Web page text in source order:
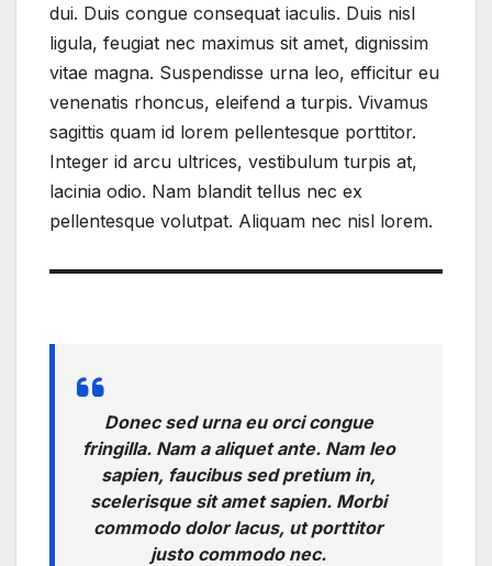
dui. Duis congue consequat iaculis. Duis nisl
ligula, feugiat nec maximus sit amet, dignissim
vitae magna. Suspendisse urna leo, efficitur eu
venenatis rhoncus, eleifend a turpis. Vivamus
sagittis quam id lorem pellentesque porttitor.
Integer id arcu ultrices, vestibulum turpis at,
lacinia odio. Nam blandit tellus nec ex
pellentesque volutpat. Aliquam nec nisl lorem.
Donec sed urna eu orci congue
fringilla. Nam a aliquet ante. Nam leo
sapien, faucibus sed pretium in,
scelerisque sit amet sapien. Morbi
commodo dolor lacus, ut porttitor
justo commodo nec.